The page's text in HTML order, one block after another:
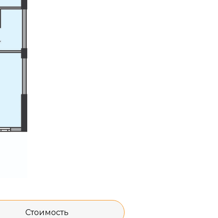
Стоимость